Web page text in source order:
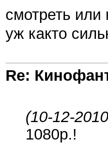
смотреть или
уж както
Re:
(10-12-
1080р.!